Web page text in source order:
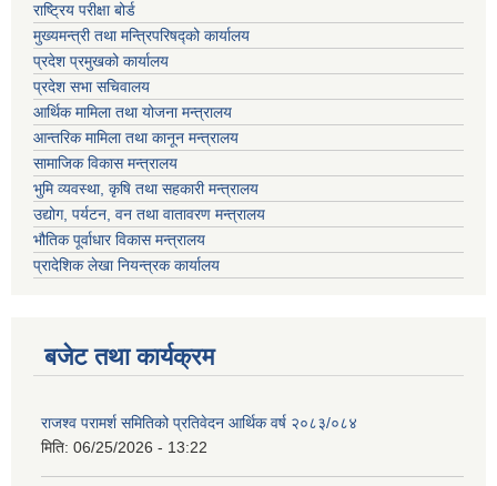
राष्ट्रिय परीक्षा बोर्ड
मुख्यमन्त्री तथा मन्त्रिपरिषद्को कार्यालय
प्रदेश प्रमुखको कार्यालय
प्रदेश सभा सचिवालय
आर्थिक मामिला तथा योजना मन्त्रालय
आन्तरिक मामिला तथा कानून मन्त्रालय
सामाजिक विकास मन्त्रालय
भुमि व्यवस्था, कृषि तथा सहकारी मन्त्रालय
उद्योग, पर्यटन, वन तथा वातावरण मन्त्रालय
भौतिक पूर्वाधार विकास मन्त्रालय
प्रादेशिक लेखा नियन्त्रक कार्यालय
बजेट तथा कार्यक्रम
राजश्व परामर्श समितिको प्रतिवेदन आर्थिक वर्ष २०८३/०८४
मिति: 06/25/2026 - 13:22